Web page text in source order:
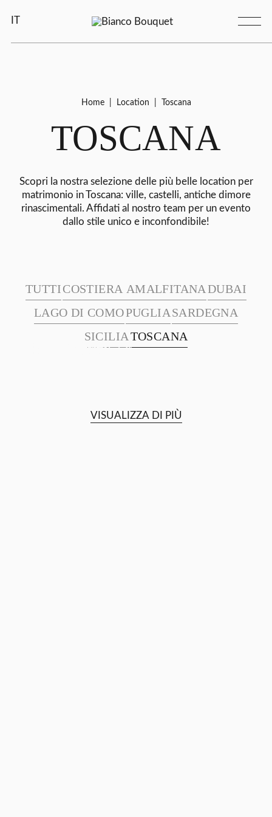
IT
Home Location Toscana
TOSCANA
Scopri la nostra selezione delle più belle location per
matrimonio in Toscana: ville, castelli, antiche dimore
rinascimentali. Affidati al nostro team per un evento
dallo stile unico e inconfondibile!
TUTTICOSTIERA AMALFITANADUBAI
LAGO DI COMOPUGLIASARDEGNA
SICILIATOSCANA
Castello del Nero
Tenuta Corbinaia
Castello di Casole
Castello di Celsa
Four Seasons Hotel Firenze
Villa Mangiacane
VISUALIZZA DI PIÙ